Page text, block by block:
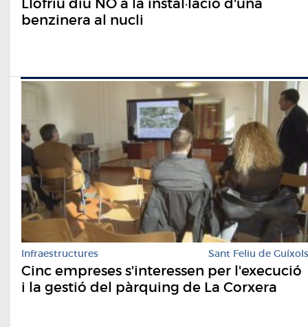
Llofriu diu NO a la instal·lació d'una
benzinera al nucli
Infraestructures Sant Feliu de Guíxols
Cinc empreses s'interessen per l'execució
i la gestió del pàrquing de La Corxera